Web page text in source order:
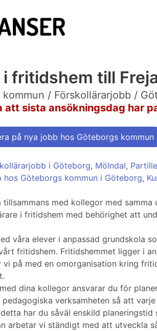
i fritidshem till
kommun / Förskollärarjobb /
att sista ansökningsdag har
på nya jobb hos Göteborgs kommun
i Göteborg, Mölndal, Partille
hos Göteborgs kommun i Göteborg,
tillsammans med kollegor med
i fritidshem med behörighet att
våra elever i anpassad grundskola
fritidshem. Fritidshemmet ligger i
vi på med en omorganisation kring
dina kollegor ansvarar du för
verksamheten så att
har du såväl enskild
arbetar vi ständigt med att utveckla